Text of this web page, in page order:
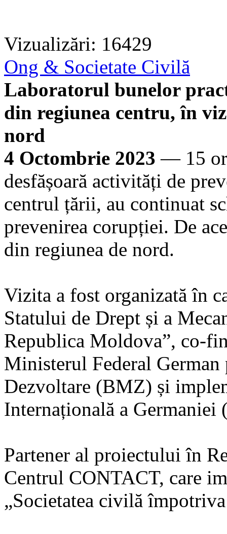
Vizualizări: 16429
Ong & Societate Civilă
Laboratorul bunelor
din regiunea centru, în
nord
4 Octombrie 2023 — 15
desfășoară activități de
centrul țării, au continuat
prevenirea corupției. De
din regiunea de nord.
Vizita a fost organizată în
Statului de Drept și a
Republica Moldova”, co-
Ministerul Federal
Dezvoltare (BMZ) și
Internațională a Germaniei
Partener al proiectului în
Centrul CONTACT, care
„Societatea civilă